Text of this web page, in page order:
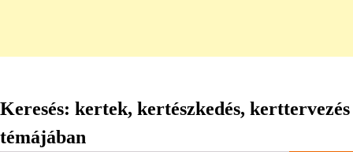
Keresés: kertek, kertészkedés, kerttervezés
témájában